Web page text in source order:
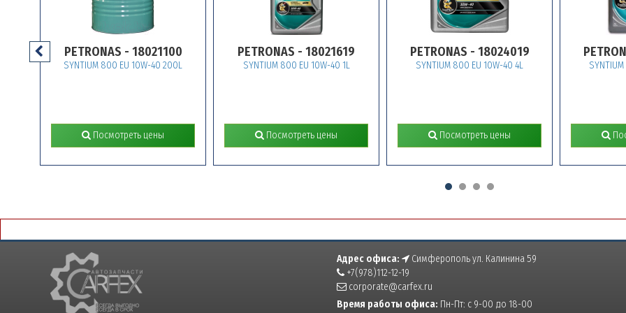
PETRONAS - 18021100
SYNTIUM 800 EU 10W-40 200L
Посмотреть цены
PETRONAS - 18021619
SYNTIUM 800 EU 10W-40 1L
Посмотреть цены
PETRONAS - 18024019
SYNTIUM 800 EU 10W-40 4L
Посмотреть цены
PETRONAS -
SYNTIUM 800
Адрес офиса:
Симферополь ул. Калинина 59
+7(978)112-12-19
corporate@carfex.ru
Время работы офиса: Пн-Пт: с 9-00 до 18-00